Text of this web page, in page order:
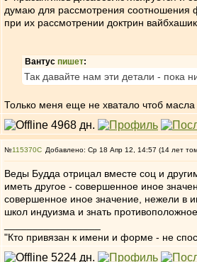
думаю для рассмотрения соотношения
при их рассмотрении доктрин
Вантус пишет:
Так давайте нам эти детали - пока
Только меня еще не хватало чтоб масла
№115370 Добавлено: Ср 18 Апр 12, 14:57 (14 лет
Веды Будда отрицал вместе соц и
иметь другое - совершенное иное
совершенное иное значение, нежели в
школ индуизма и знать
"Кто привязан к имени и форме - не